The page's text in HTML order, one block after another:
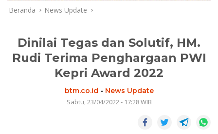
Beranda News Update
Dinilai Tegas dan Solutif, HM.
Rudi Terima Penghargaan PWI
Kepri Award 2022
btm.co.id - News Update
Sabtu, 23/04/2022 - 17:28 WIB